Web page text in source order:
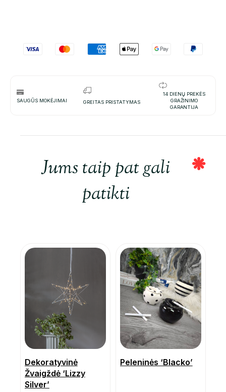
SAUGŪS MOKĖJIMAI GREITAS PRISTATYMAS
14 DIENŲ PREKĖS
GRAŽINIMO
GARANTIJA
Jums taip pat gali
patikti
Dekoratyvinė
Žvaigždė ‘Lizzy
Silver’
Peleninės ‘Blacko’